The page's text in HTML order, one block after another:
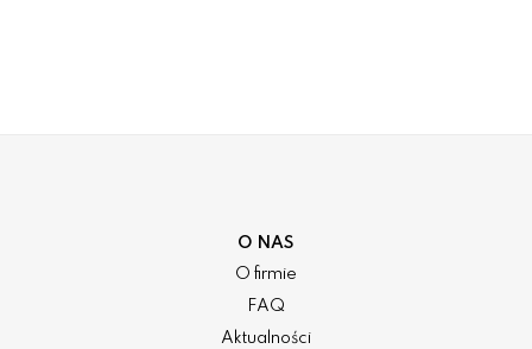
O NAS
O firmie
FAQ
Aktualności